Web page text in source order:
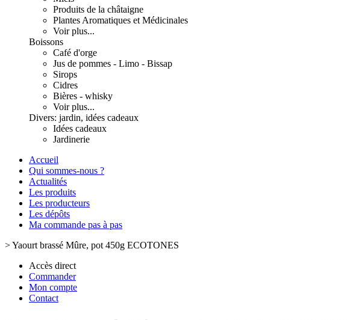
Produits de la châtaigne
Plantes Aromatiques et Médicinales
Voir plus...
Boissons
Café d'orge
Jus de pommes - Limo - Bissap
Sirops
Cidres
Bières - whisky
Voir plus...
Divers: jardin, idées cadeaux
Idées cadeaux
Jardinerie
Accueil
Qui sommes-nous ?
Actualités
Les produits
Les producteurs
Les dépôts
Ma commande pas à pas
>Yaourt brassé Mûre, pot 450g ECOTONES
Accès direct
Commander
Mon compte
Contact